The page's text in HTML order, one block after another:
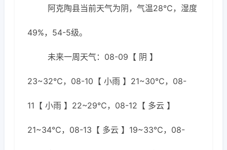
阿克陶县当前天气为阴，气温28℃，湿度
49%，54-5级。
未来一周天气：08-09【 阴 】
23~32℃，08-10【 小雨 】21~30℃，08-
11【 小雨 】22~29℃，08-12【 多云 】
21~34℃，08-13【 多云 】19~33℃，08-